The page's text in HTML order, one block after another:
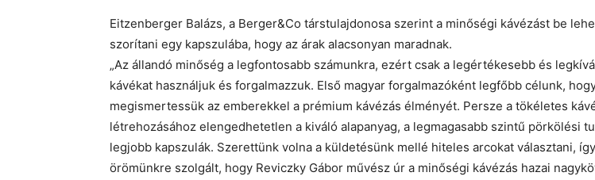
Eitzenberger Balázs, a Berger&Co társtulajdonosa szerint a minőségi kávézást be
szorítani egy kapszulába, hogy az árak alacsonyan maradnak.
„Az állandó minőség a legfontosabb számunkra, ezért csak a legértékesebb és
kávékat használjuk és forgalmazzuk. Első magyar forgalmazóként legfőbb célunk,
megismertessük az emberekkel a prémium kávézás élményét. Persze a tökéletes
létrehozásához elengedhetetlen a kiváló alapanyag, a legmagasabb szintű pörkölési
legjobb kapszulák. Szerettünk volna a küldetésünk mellé hiteles arcokat választani,
örömünkre szolgált, hogy Reviczky Gábor művész úr a minőségi kávézás hazai